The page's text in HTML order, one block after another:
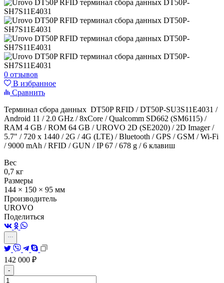
0 отзывов
В избранное
Сравнить
Терминал сбора данных DT50P RFID / DT50P-SU3S11E4031 /
Android 11 / 2.0 GHz / 8xCore / Qualcomm SD662 (SM6115) /
RAM 4 GB / ROM 64 GB / UROVO 2D (SE2020) / 2D Imager /
5.7" / 720 x 1440 / 2G / 4G (LTE) / Bluetooth / GPS / GSM / Wi-Fi
/ 9000 mAh / RFID / GUN / IP 67 / 678 g / 6 клавиш
Вес
0,7 кг
Размеры
144 × 150 × 95 мм
Производитель
UROVO
Поделиться
142 000 ₽
-